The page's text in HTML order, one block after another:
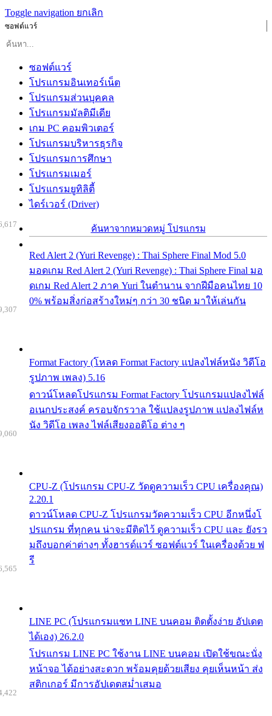
Toggle navigation ยกเลิก
ซอฟต์แวร์
ซอฟต์แวร์
โปรแกรมอินเทอร์เน็ต
โปรแกรมส่วนบุคคล
โปรแกรมมัลติมีเดีย
เกม PC คอมพิวเตอร์
โปรแกรมบริหารธุรกิจ
โปรแกรมการศึกษา
โปรแกรมเมอร์
โปรแกรมยูทิลิตี้
ไดร์เวอร์ (Driver)
ค้นหาจากหมวดหมู่ โปรแกรม
Red Alert 2 (Yuri Revenge) : Thai Sphere Final Mod 5.0
มอดเกม Red Alert 2 (Yuri Revenge) : Thai Sphere Final มอ
ดเกม Red Alert 2 ภาค Yuri ในตำนาน จากฝีมือคนไทย 10
0% พร้อมสิ่งก่อสร้างใหม่ๆ กว่า 30 ชนิด มาให้เล่นกัน
Format Factory (โหลด Format Factory แปลงไฟล์หนัง วิดีโอ
รูปภาพ เพลง) 5.16
ดาวน์โหลดโปรแกรม Format Factory โปรแกรมแปลงไฟล์
อเนกประสงค์ ครอบจักรวาล ใช้แปลงรูปภาพ แปลงไฟล์ห
นัง วิดีโอ เพลง ไฟล์เสียงออดิโอ ต่าง ๆ
CPU-Z (โปรแกรม CPU-Z วัดดูความเร็ว CPU เครื่องคุณ)
2.20.1
ดาวน์โหลด CPU-Z โปรแกรมวัดความเร็ว CPU อีกหนึ่งโ
ปรแกรม ที่ทุกคน น่าจะมีติดไว้ ดูความเร็ว CPU และ ยังรว
มถึงบอกค่าต่างๆ ทั้งฮารด์แวร์ ซอฟต์แวร์ ในเครื่องด้วย ฟ
รี
LINE PC (โปรแกรมแชท LINE บนคอม ติดตั้งง่าย อัปเดต
ได้เอง) 26.2.0
โปรแกรม LINE PC ใช้งาน LINE บนคอม เปิดใช้ขณะนั่ง
หน้าจอ ได้อย่างสะดวก พร้อมคุยด้วยเสียง คุยเห็นหน้า ส่ง
สติกเกอร์ มีการอัปเดตสม่ำเสมอ